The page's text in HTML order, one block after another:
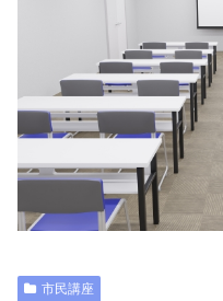
市民講座